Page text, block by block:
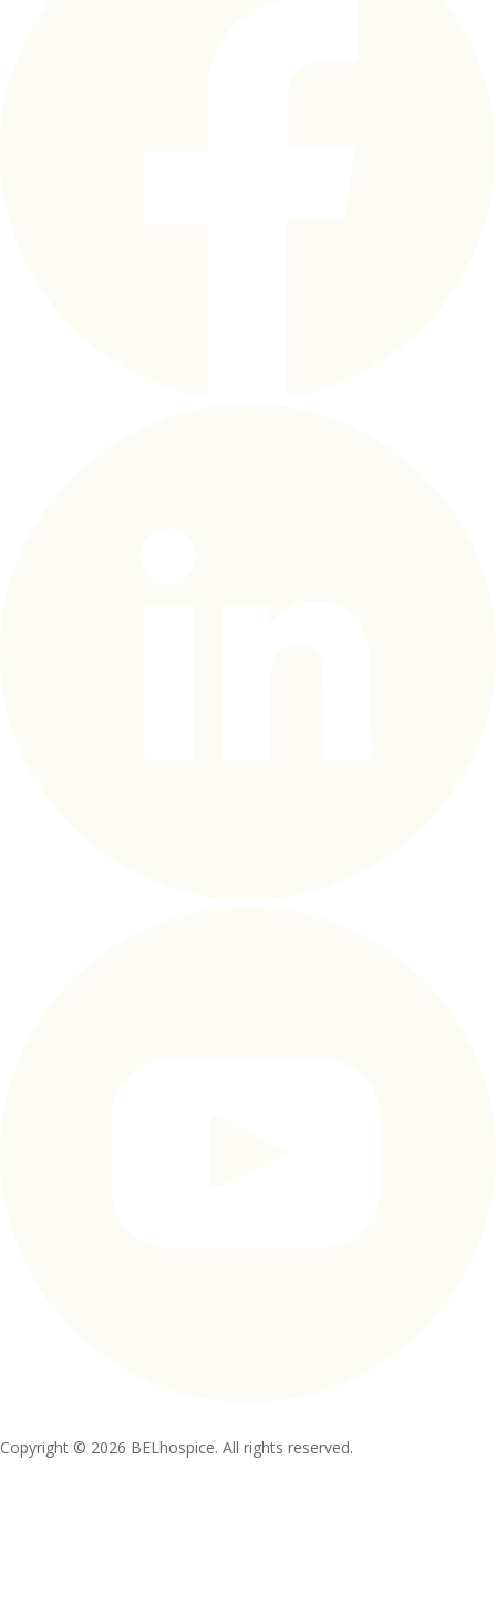
Copyright © 2026 BELhospice. All rights reserved.